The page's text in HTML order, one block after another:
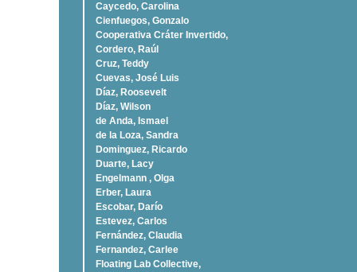
Caycedo, Carolina
Cienfuegos, Gonzalo
Cooperativa Cráter Invertido,
Cordero, Raúl
Cruz, Teddy
Cuevas, José Luis
Díaz, Roosevelt
Dí­az, Wilson
de Anda, Ismael
de la Loza, Sandra
Dominguez, Ricardo
Duarte, Lacy
Engelmann , Olga
Erber, Laura
Escobar, Darío
Estevez, Carlos
Fernández, Claudia
Fernandez, Carlee
Floating Lab Collective,